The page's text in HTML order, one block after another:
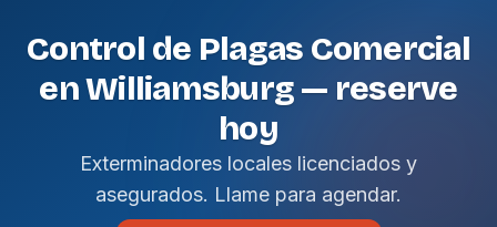
Control de Plagas Comercial
en Williamsburg — reserve
hoy
Exterminadores locales licenciados y
asegurados. Llame para agendar.